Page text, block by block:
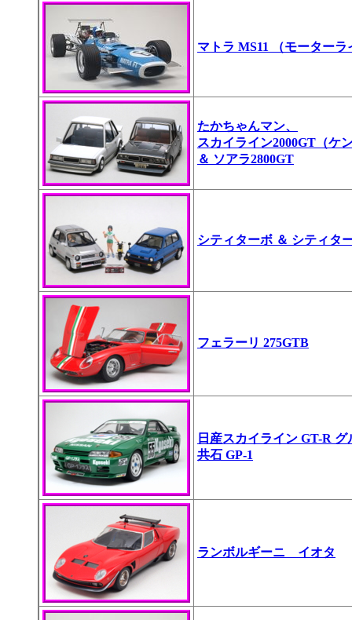
マトラ MS11 （モーターラ
たかちゃんマン、
スカイライン2000GT（ケ
＆ ソアラ2800GT
シティターボ ＆ シティタ
フェラーリ 275GTB
日産スカイライン GT-R
共石 GP-1
ランボルギーニ イオタ